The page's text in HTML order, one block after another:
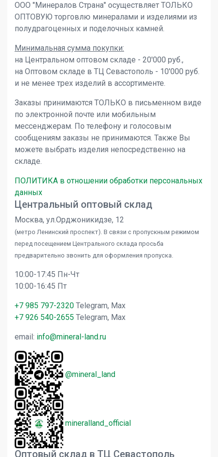
ООО "Минералов Страна" осуществляет ТОЛЬКО
ОПТОВУЮ торговлю минералами и изделиями из
полудрагоценных и поделочных камней.
Минимальная сумма покупки:
на Центральном оптовом складе - 20'000 руб.,
на Оптовом складе в ТЦ Севастополь - 10'000 руб.
и не менее трех изделий в ассортименте.
Заказы принимаются ТОЛЬКО в письменном виде
по электронной почте или мобильным
мессенджерам. По телефону и голосовым
сообщениям заказы не принимаются. Также Вы
можете выбрать изделия непосредственно на
складе.
ПОЛИТИКА в отношении обработки персональных
данных
Центральный оптовый склад
Москва, ул.Орджоникидзе, 12
(метро Ленинский проспект). В связи с пропускным режимом
перед посещением Центрального склада просьба
предварительно звонить для оформления пропуска.
10:00-17:45 Пн-Чт
10:00-16:45 Пт
+7 985 797-2320 Telegram, Max
+7 926 540-2655 Telegram, Max
email: info@mineral-land.ru
@mineral_land
mineralland_official
Оптовый склад в ТЦ Севастополь